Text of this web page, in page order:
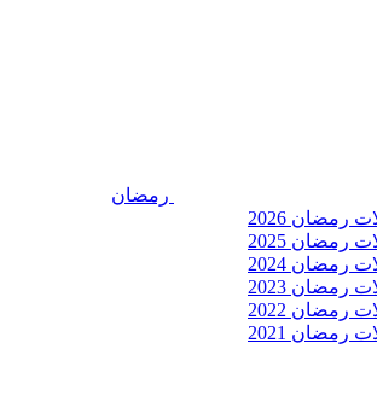
رمضان
رمضان 2026
رمضان 2025
رمضان 2024
رمضان 2023
رمضان 2022
رمضان 2021